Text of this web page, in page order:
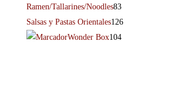
Ramen/Tallarines/Noodles83
Salsas y Pastas Orientales126
Wonder Box104